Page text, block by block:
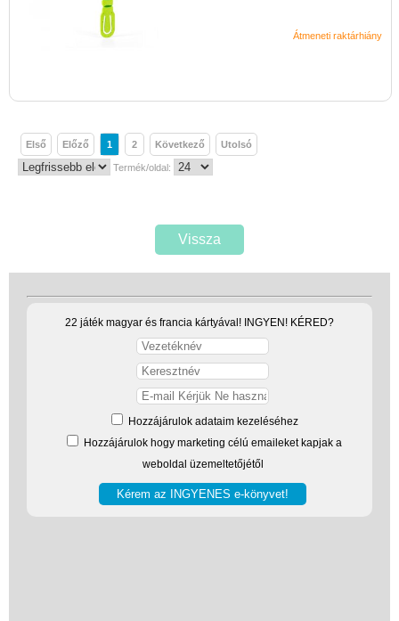
Átmeneti raktárhiány
Első Előző 1 2 Következő Utolsó
Termék/oldal:
Vissza
22 játék magyar és francia kártyával! INGYEN! KÉRED?
Hozzájárulok adataim kezeléséhez
Hozzájárulok hogy marketing célú emaileket kapjak a
weboldal üzemeltetőjétől